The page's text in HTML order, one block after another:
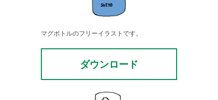
マグボトルのフリーイラストです。
ダウンロード